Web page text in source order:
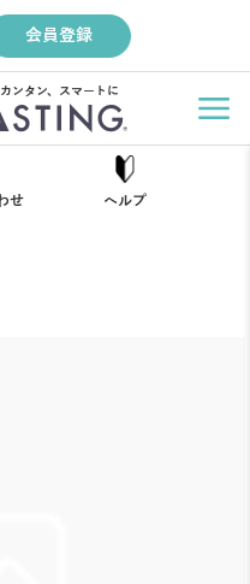
会員登録
ンタン、スマートに
せ ヘルプ